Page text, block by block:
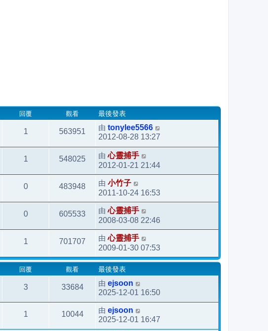
回覆 觀看 最後發表
1 563951 由 tonylee5566
2012-08-28 13:27
1 548025 由心靈捕手
2012-01-21 21:44
0 483948 由 小竹子
2011-10-24 16:53
0 605533 由心靈捕手
2008-03-08 22:46
1 701707 由心靈捕手
2009-01-30 07:53
回覆 觀看 最後發表
3 33684 由 ejsoon
2025-12-01 16:50
1 10044 由 ejsoon
2025-12-01 16:47